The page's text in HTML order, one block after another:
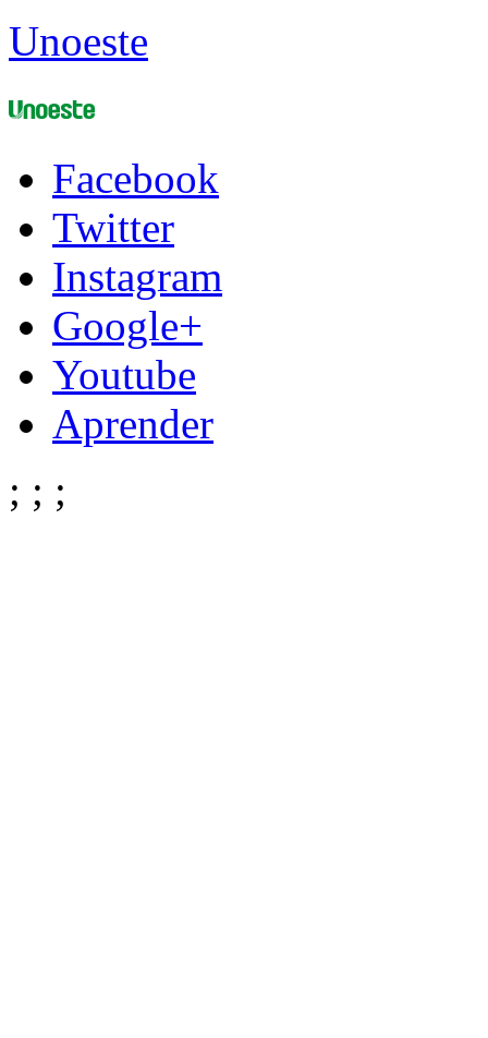
Unoeste
Facebook
Twitter
Instagram
Google+
Youtube
Aprender
; ; ;